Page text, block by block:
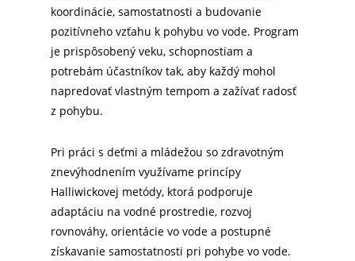
koordinácie, samostatnosti a budovanie
pozitívneho vzťahu k pohybu vo vode. Program
je prispôsobený veku, schopnostiam a
potrebám účastníkov tak, aby každý mohol
napredovať vlastným tempom a zažívať radosť
z pohybu.
Pri práci s deťmi a mládežou so zdravotným
znevýhodnením využívame princípy
Halliwickovej metódy, ktorá podporuje
adaptáciu na vodné prostredie, rozvoj
rovnováhy, orientácie vo vode a postupné
získavanie samostatnosti pri pohybe vo vode.